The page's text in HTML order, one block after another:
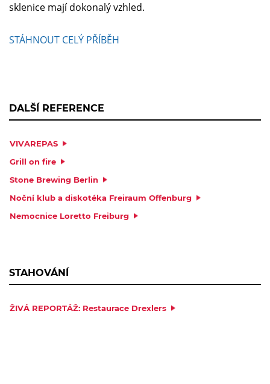
sklenice mají dokonalý vzhled.
STÁHNOUT CELÝ PŘÍBĚH
DALŠÍ REFERENCE
VIVAREPAS
Grill on fire
Stone Brewing Berlin
Noční klub a diskotéka Freiraum Offenburg
Nemocnice Loretto Freiburg
STAHOVÁNÍ
ŽIVÁ REPORTÁŽ: Restaurace Drexlers